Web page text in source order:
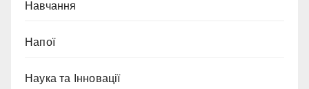
Навчання
Напої
Наука та Інновації